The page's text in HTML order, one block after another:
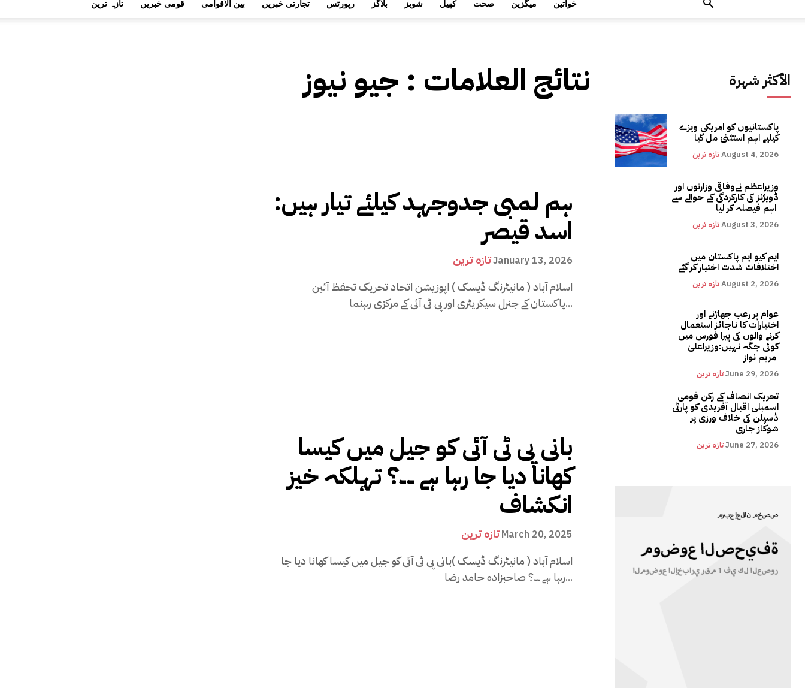
تازہ ترین قومی خبریں بین الاقوامی تجارتی خبریں رپورٹس بلاگز شوبز کھیل صحت میگزین خواتین
نتائج العلامات : جیو نیوز
ہم لمبی جدوجہد کیلئے تیار ہیں:
اسد قیصر
تازہ ترینJanuary 13, 2026
پاکستان کے جنرل سیکریٹری اور پی ٹی آئی کے مرکزی رہنما...
بانی پی ٹی آئی کو جیل میں کیسا
کھانا دیا جا رہا ہے ۔۔؟ تہلکہ خیز
انکشاف
تازہ ترینMarch 20, 2025
اسلام آباد ( مانیٹرنگ ڈیسک )بانی پی ٹی آئی کو جیل میں کیسا کھانا دیا جا
رہا ہے ۔۔؟ صاحبزادہ حامد رضا...
الأكثر شهرة
پاکستانیوں کو امریکی ویزے
کیلیے اہم استثنیٰ مل گیا
تازہ ترینAugust 4, 2026
وزیراعظم نےوفاقی وزارتوں اور
ڈویژنز کی کارکردگی کے حوالے سے
تازہ ترینAugust 3, 2026
ایم کیو ایم پاکستان میں
اختلافات شدت اختیار کر گئے
تازہ ترینAugust 2, 2026
عوام پر رعب جھاڑنے اور
اختیارات کا ناجائز استعمال
کرنے والوں کی پیرا فورس میں
کوئی جگہ نہیں:وزیراعلیٰ
تازہ ترینJune 29, 2026
تحریک انصاف کے رکن قومی
اسمبلی اقبال آفریدی کو پارٹی
ڈسپلن کی خلاف ورزی پر
شوکاز جاری
تازہ ترینJune 27, 2026